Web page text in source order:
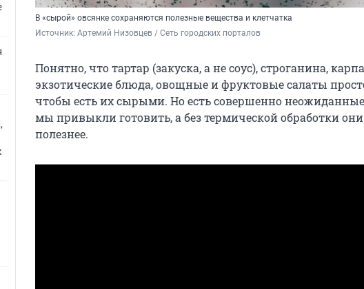
В «сырой» овсянке сохраняются полезные вещества и клетчатка
Источник: Артемий Низовцев / Сеть городских порталов
Понятно, что тартар (закуска, а не соус), строганина,
экзотические блюда, овощные и фруктовые салаты
чтобы есть их сырыми. Но есть совершенно
мы привыкли готовить, а без термической обработки они
полезнее.